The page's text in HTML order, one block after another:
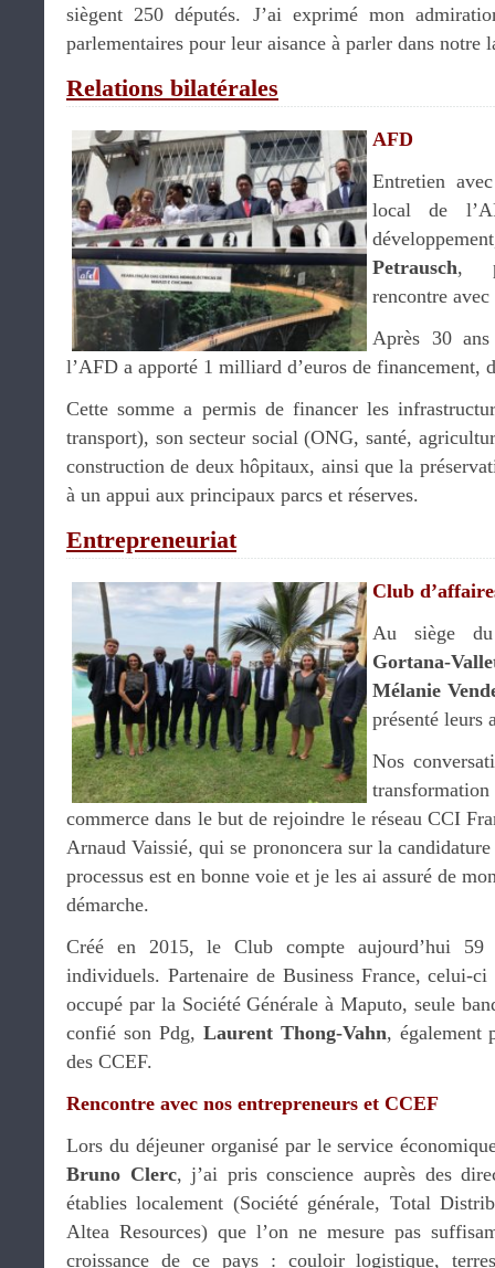
siègent 250 députés. J’ai exprimé mon
parlementaires pour leur aisance à parler dans notre
Relations bilatérales
AFD
Entretien
local de
Petrausch,
rencontre avec
Après 30 ans
l’AFD a apporté 1 milliard d’euros de financement,
Cette somme a permis de financer les
transport), son secteur social (ONG, santé,
construction de deux hôpitaux, ainsi que la
à un appui aux principaux parcs et réserves.
Entrepreneuriat
Club
Au siège
Gortana-
Mélanie
présenté leurs
Nos
commerce dans le but de rejoindre le réseau CCI
Arnaud Vaissié, qui se prononcera sur la
processus est en bonne voie et je les ai assuré de
démarche.
Créé en 2015, le Club compte aujourd’hui 59
individuels. Partenaire de Business France, celui-
occupé par la Société Générale à Maputo, seule
confié son Pdg, Laurent Thong-Vahn, également
des CCEF.
Rencontre avec nos entrepreneurs et CCEF
Lors du déjeuner organisé par le service
Bruno Clerc, j’ai pris conscience auprès des
établies localement (Société générale, Total
Altea Resources) que l’on ne mesure pas
croissance de ce pays : couloir logistique,